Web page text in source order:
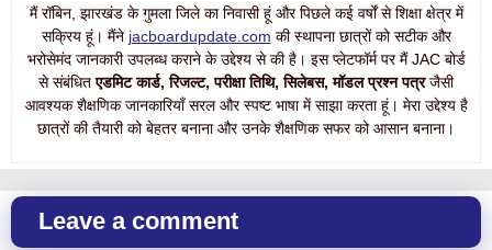
मैं रॉबिन, झारखंड के गुमला जिले का निवासी हूं और पिछले कई वर्षों से शिक्षा क्षेत्र में
सक्रिय हूं। मैंने jacboardupdate.com की स्थापना छात्रों को सटीक और
भरोसेमंद जानकारी उपलब्ध कराने के उद्देश्य से की है। इस प्लेटफॉर्म पर मैं JAC बोर्ड
से संबंधितएडमिट कार्ड, रिजल्ट, परीक्षा तिथि, सिलेबस, मॉडल प्रश्न पत्रजैसी
आवश्यक शैक्षणिक जानकारियाँ सरल और स्पष्ट भाषा में साझा करता हूं। मेरा उद्देश्य है
छात्रों की तैयारी को बेहतर बनाना और उनके शैक्षणिक सफर को आसान बनाना।
Leave a comment